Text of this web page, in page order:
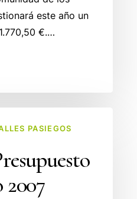
este año un
€.…
PASIEGOS